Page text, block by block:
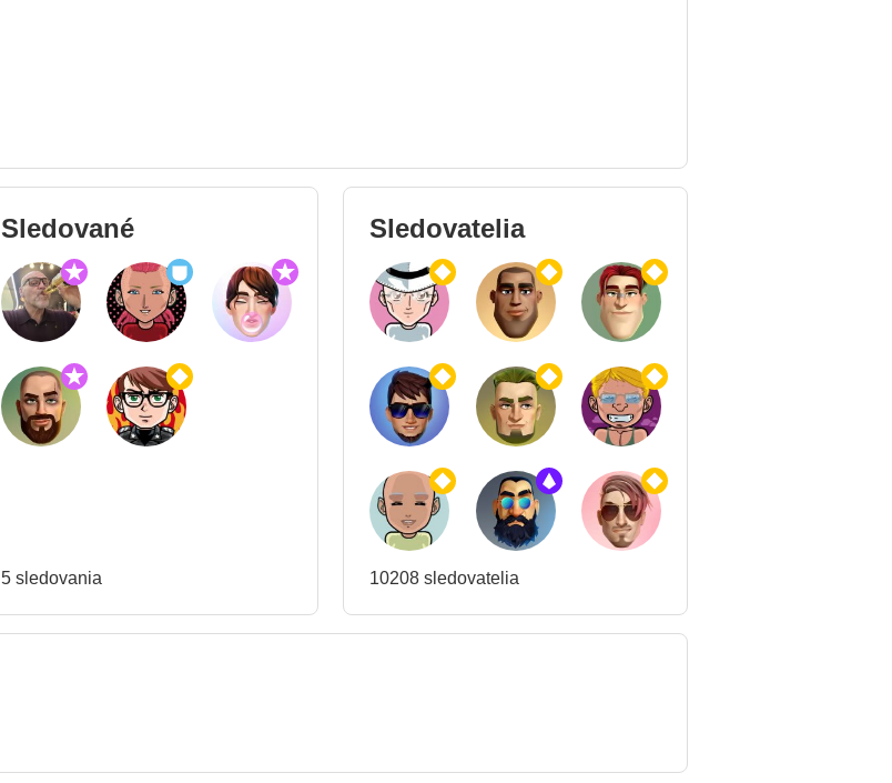
Sledované
5 sledovania
Sledovatelia
10208 sledovatelia